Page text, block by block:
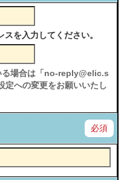
を入力してください。
場合は「no-reply@elic.s
定への変更をお願いいたし
必須